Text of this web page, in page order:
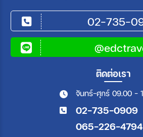
02-735-
ติดต่อเรา
จันทร์-ศุกร์ 09.00 -
02-735-0909
065-226-4794